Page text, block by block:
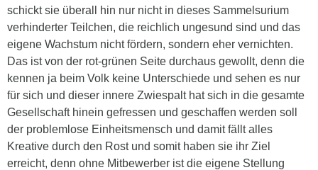
schickt sie überall hin nur nicht in dieses Sammelsurium
verhinderter Teilchen, die reichlich ungesund sind und das
eigene Wachstum nicht fördern, sondern eher vernichten.
Das ist von der rot-grünen Seite durchaus gewollt, denn die
kennen ja beim Volk keine Unterschiede und sehen es nur
für sich und dieser innere Zwiespalt hat sich in die gesamte
Gesellschaft hinein gefressen und geschaffen werden soll
der problemlose Einheitsmensch und damit fällt alles
Kreative durch den Rost und somit haben sie ihr Ziel
erreicht, denn ohne Mitbewerber ist die eigene Stellung